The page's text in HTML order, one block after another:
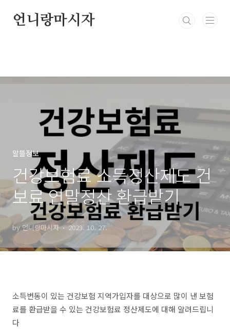
언니랑마시자
알뜰정보
건강보험료 소득정산제도 건
보료 연말정산 환급받기
by 언니랑마시자 2023. 10. 27.
소득변동이 있는 건강보험 지역가입자를 대상으로 많이 낸 보험
료를 환급받을 수 있는 건강보험료 정산제도에 대해 알려드립니
다